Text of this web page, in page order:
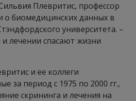
Плевритис, профессор
о биомедицинских данных в
университета. –
и лечении спасают жизни
и ее коллеги
за период с 1975 по 2000 гг.,
скрининга и лечения на